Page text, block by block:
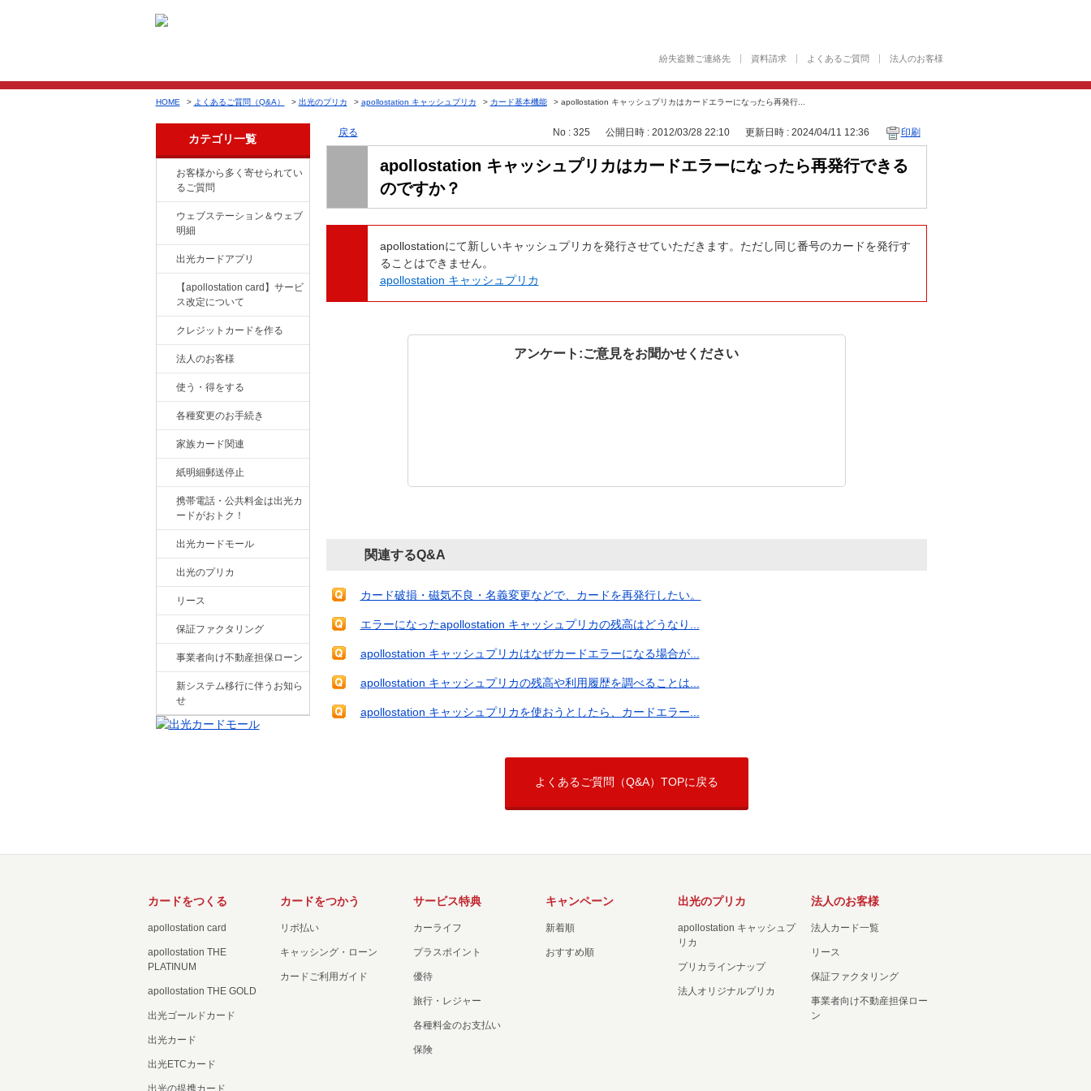
紛失盗難ご連絡先 資料請求 よくあるご質問 法人のお客様
HOME > よくあるご質問（Q&A） > 出光のプリカ > apollostation キャッシュプリカ > カード基本機能 > apollostation キャッシュプリカはカードエラーになったら再発行...
カテゴリ一覧
お客様から多く寄せられてい
るご質問
ウェブステーション＆ウェブ
明細
出光カードアプリ
【apollostation card】サービ
ス改定について
クレジットカードを作る
法人のお客様
使う・得をする
各種変更のお手続き
家族カード関連
紙明細郵送停止
携帯電話・公共料金は出光カ
ードがおトク！
出光カードモール
出光のプリカ
リース
保証ファクタリング
事業者向け不動産担保ローン
新システム移行に伴うお知ら
せ
戻る No : 325 公開日時 : 2012/03/28 22:10 更新日時 : 2024/04/11 12:36 印刷
apollostation キャッシュプリカはカードエラーになったら再発行できる
のですか？
apollostationにて新しいキャッシュプリカを発行させていただきます。ただし同じ番号のカードを発行す
ることはできません。
apollostation キャッシュプリカ
アンケート:ご意見をお聞かせください
関連するQ&A
カード破損・磁気不良・名義変更などで、カードを再発行したい。
エラーになったapollostation キャッシュプリカの残高はどうなり...
apollostation キャッシュプリカはなぜカードエラーになる場合が...
apollostation キャッシュプリカの残高や利用履歴を調べることは...
apollostation キャッシュプリカを使おうとしたら、カードエラー...
よくあるご質問（Q&A）TOPに戻る
カードをつくる
apollostation card
apollostation THE
PLATINUM
apollostation THE GOLD
出光ゴールドカード
出光カード
出光ETCカード
出光の提携カード
カードをつかう
リボ払い
キャッシング・ローン
カードご利用ガイド
サービス特典
カーライフ
プラスポイント
優待
旅行・レジャー
各種料金のお支払い
保険
キャンペーン
新着順
おすすめ順
出光のプリカ
apollostation キャッシュプ
リカ
プリカラインナップ
法人オリジナルプリカ
法人のお客様
法人カード一覧
リース
保証ファクタリング
事業者向け不動産担保ロー
ン